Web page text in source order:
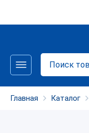
Главная Каталог